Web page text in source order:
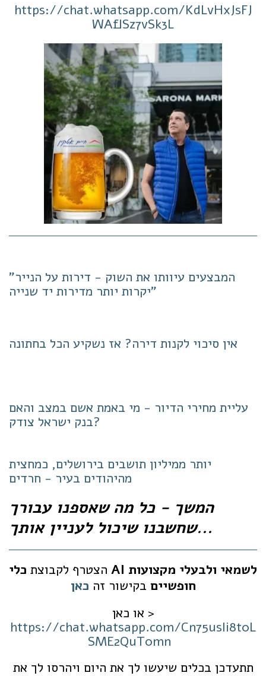
https://chat.whatsapp.com/KdLvHxJsFJ
WAflSz7vSk3L
"המבצעים עיוותו את השוק - דירות על הנייר
יקרות יותר מדירות יד שנייה"
אין סיכוי לקנות דירה? אז נשקיע הכל בחתונה
עליית מחירי הדיור - מי באמת אשם במצב והאם
בנק ישראל צודק?
יותר ממיליון תושבים בירושלים, כמחצית
מהיהודים בעיר - חרדים
המשך - כל מה שאספנו עבורך
שחשבנו שיכול לעניין אותך...
הצטרף לקבוצת כלי AI לשמאי ולבעלי מקצועות
חופשיים בקישור זה כאן
או כאן >
https://chat.whatsapp.com/Cn75usIi8t0L
SME2QuT0mn
תתעדכן בכלים שיעשו לך את היום ויהרסו לך את